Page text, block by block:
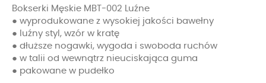
Bokserki Męskie MBT-002 Luźne
● wyprodukowane z wysokiej jakości bawełny
● luźny styl, wzór w kratę
● dłuższe nogawki, wygoda i swoboda ruchów
● w talii od wewnątrz nieuciskająca guma
● pakowane w pudełko